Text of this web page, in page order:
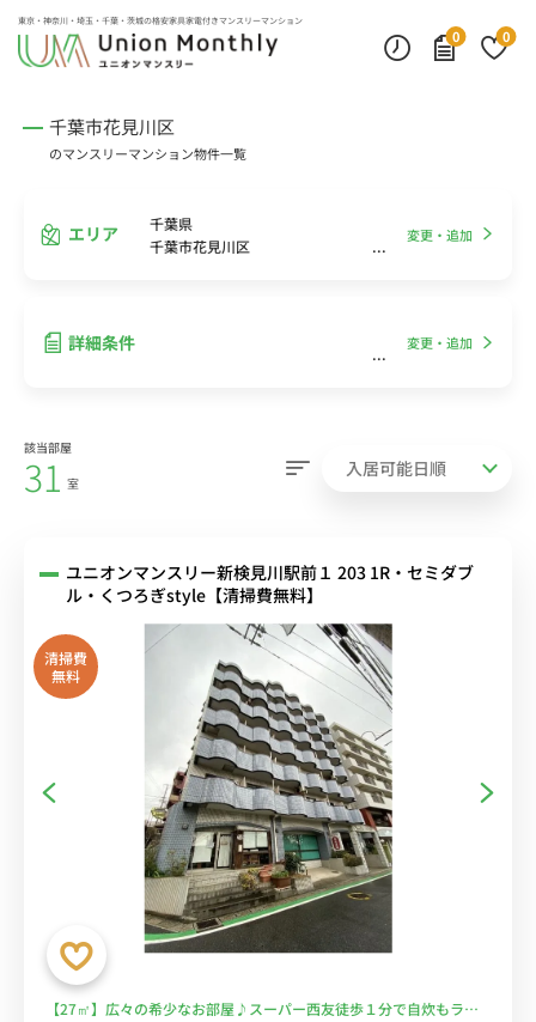
東京・神奈川・埼玉・千葉・茨城の格安家具家電付きマンスリーマンション
0
0
千葉市花見川区
のマンスリーマンション物件一覧
エリア
千葉県
千葉市花見川区
変更・追加
詳細条件 変更・追加
該当部屋
31 室
ユニオンマンスリー新検見川駅前１ 203 1R・セミダブ
ル・くつろぎstyle【清掃費無料】
清掃費
無料
【27㎡】広々の希少なお部屋♪スーパー西友徒歩１分で自炊もラク